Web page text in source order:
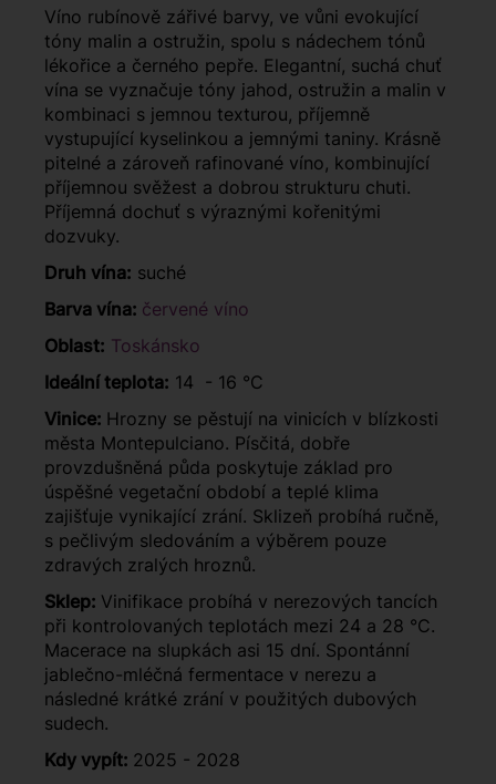
Víno rubínově zářivé barvy, ve vůni evokující
tóny malin a ostružin, spolu s nádechem tónů
lékořice a černého pepře. Elegantní, suchá chuť
vína se vyznačuje tóny jahod, ostružin a malin v
kombinaci s jemnou texturou, příjemně
vystupující kyselinkou a jemnými taniny. Krásně
pitelné a zároveň rafinované víno, kombinující
příjemnou svěžest a dobrou strukturu chuti.
Příjemná dochuť s výraznými kořenitými
dozvuky.
Druh vína: suché
Barva vína: červené víno
Oblast: Toskánsko
Ideální teplota: 14 - 16 °C
Vinice: Hrozny se pěstují na vinicích v blízkosti
města Montepulciano. Písčitá, dobře
provzdušněná půda poskytuje základ pro
úspěšné vegetační období a teplé klima
zajišťuje vynikající zrání. Sklizeň probíhá ručně,
s pečlivým sledováním a výběrem pouze
zdravých zralých hroznů.
Sklep: Vinifikace probíhá v nerezových tancích
při kontrolovaných teplotách mezi 24 a 28 °C.
Macerace na slupkách asi 15 dní. Spontánní
jablečno-mléčná fermentace v nerezu a
následné krátké zrání v použitých dubových
sudech.
Kdy vypít: 2025 - 2028